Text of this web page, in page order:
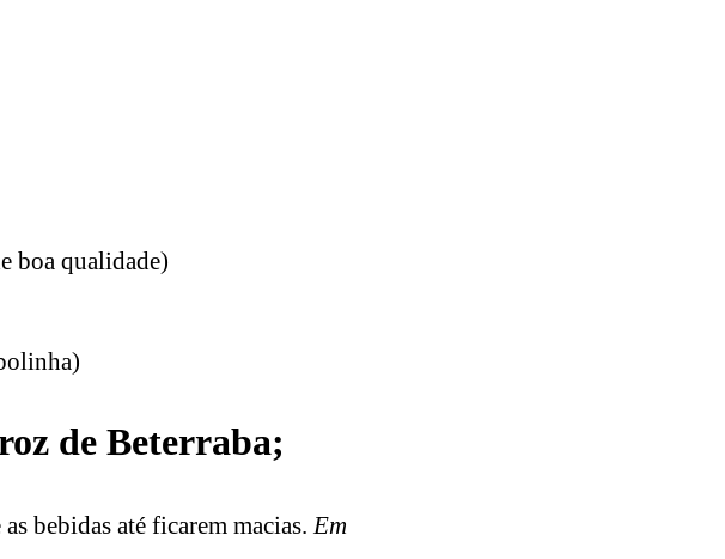
boa qualidade)
de Beterraba;
bebidas até ficarem macias. Em